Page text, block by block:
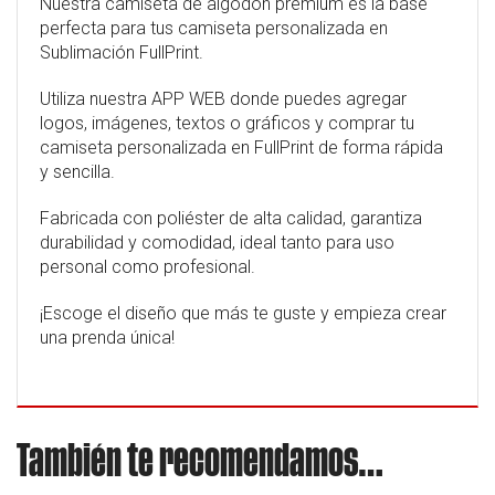
Nuestra camiseta de algodón premium es la base
perfecta para tus camiseta personalizada en
Sublimación FullPrint.
Utiliza nuestra APP WEB donde puedes agregar
logos, imágenes, textos o gráficos y comprar tu
camiseta personalizada en FullPrint de forma rápida
y sencilla.
Fabricada con poliéster de alta calidad, garantiza
durabilidad y comodidad, ideal tanto para uso
personal como profesional.
¡Escoge el diseño que más te guste y empieza crear
una prenda única!
También te recomendamos…